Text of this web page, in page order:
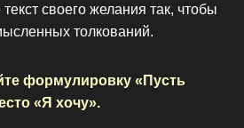
своего желания так, чтобы
толкований.
формулировку «Пусть
«Я хочу».